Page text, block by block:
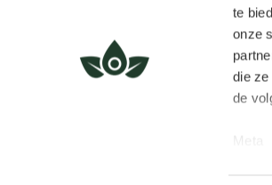
te
onze
die
de
zakelijk@degroenelinde.nl
+31 (0)72 303 4028